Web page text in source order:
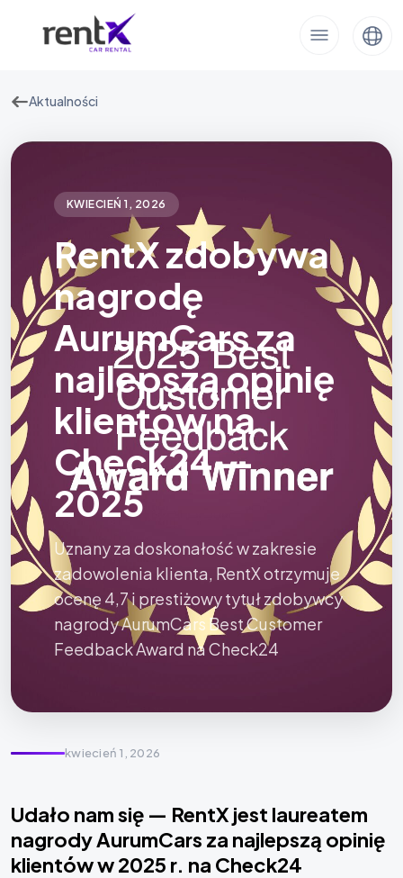
Aktualności
KWIECIEŃ 1, 2026
RentX zdobywa
nagrodę
AurumCars za
najlepszą opinię
klientów na
Check24 —
2025
Uznany za doskonałość w zakresie
zadowolenia klienta, RentX otrzymuje
ocenę 4,7 i prestiżowy tytuł zdobywcy
nagrody AurumCars Best Customer
Feedback Award na Check24
kwiecień 1, 2026
Udało nam się — RentX jest laureatem
nagrody AurumCars za najlepszą opinię
klientów w 2025 r. na Check24